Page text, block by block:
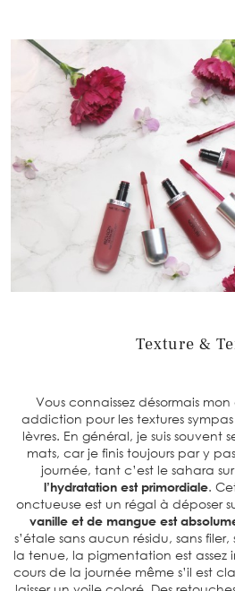
Texture &
Vous connaissez désormais
addiction pour les textures
lèvres. En général, je suis souvent
mats, car je finis toujours par y
journée, tant c’est le sahara
l’hydratation est primordiale.
onctueuse est un régal à déposer
vanille et de mangue est
s’étale sans aucun résidu, sans
la tenue, la pigmentation est assez
cours de la journée même s’il est